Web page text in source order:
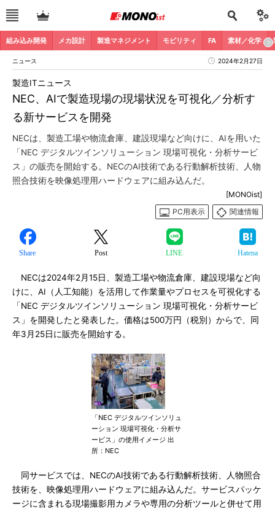
組み込み開発 メカ設計 製造マネジメント モビリティ FA 素材／化学
ニュース 2024年2月27日
NEC、AIで製造現場の現場状況を可視化／分析す
る新サービスを開発
製造ITニュース
NECは、製造工場や物流倉庫、建設現場など向けに、AIを用いた
「NEC デジタルツインソリューション 現場可視化・分析サービ
ス」の販売を開始する。NECのAI技術である行動解析技術、人物
照合技術を映像処理用ハードウェアに組み込んだ。
[MONOist]
PC用表示
関連情報
Share Post LINE Hatena
NECは2024年2月15日、製造工場や物流倉庫、建設現場など向
けに、AI（人工知能）を活用して作業量やプロセスを可視化する
「NEC デジタルツインソリューション 現場可視化・分析サービ
ス」を開発したと発表した。価格は500万円（税別）からで、同
年3月25日に販売を開始する。
「NEC デジタルツインソリュ
ーション 現場可視化・分析サ
ービス」の使用イメージ 出
所：NEC
同サービスでは、NECのAI技術である行動解析技術、人物照合
技術を、映像処理用ハードウェアに組み込んだ。サービスパッケ
ージに含まれる現場撮影用カメラや専用の分析ツールと併せて用